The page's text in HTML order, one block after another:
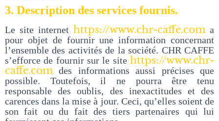
3. Description des services fournis.
Le site internet https://www.chr-caffe.com a
pour objet de fournir une information concernant
l’ensemble des activités de la société. CHR CAFFE
s’efforce de fournir sur le site https://www.chr-
caffe.com des informations aussi précises que
possible. Toutefois, il ne pourra être tenu
responsable des oublis, des inexactitudes et des
carences dans la mise à jour. Ceci, qu’elles soient de
son fait ou du fait des tiers partenaires qui lui